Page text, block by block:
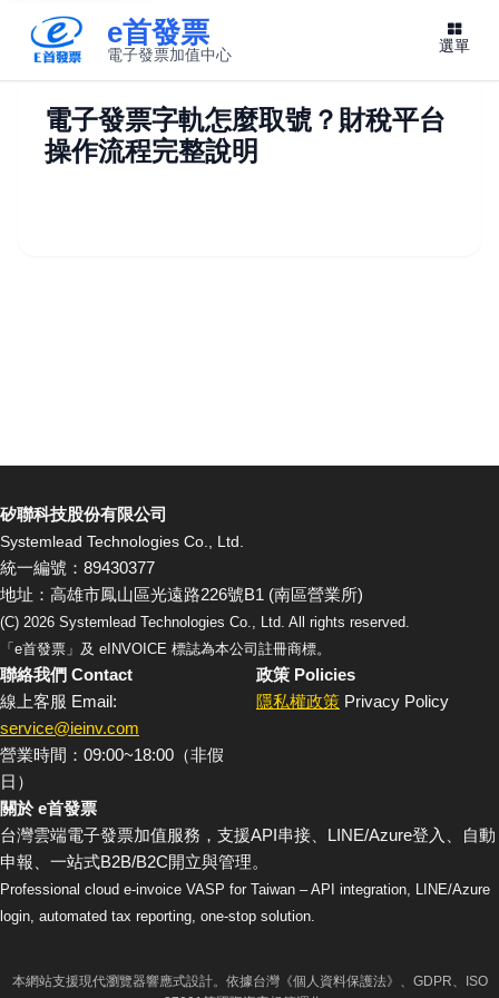
e首發票
電子發票加值中心 選單
電子發票字軌怎麼取號？財稅平台
操作流程完整說明
矽聯科技股份有限公司
Systemlead Technologies Co., Ltd.
統一編號：89430377
地址：高雄市鳳山區光遠路226號B1 (南區營業所)
(C) 2026 Systemlead Technologies Co., Ltd. All rights reserved.
「e首發票」及 eINVOICE 標誌為本公司註冊商標。
聯絡我們 Contact
線上客服 Email:
service@ieinv.com
營業時間：09:00~18:00（非假
日）
政策 Policies
隱私權政策 Privacy Policy
關於 e首發票
台灣雲端電子發票加值服務，支援API串接、LINE/Azure登入、自動
申報、一站式B2B/B2C開立與管理。
Professional cloud e-invoice VASP for Taiwan – API integration, LINE/Azure
login, automated tax reporting, one-stop solution.
本網站支援現代瀏覽器響應式設計。依據台灣《個人資料保護法》、GDPR、ISO